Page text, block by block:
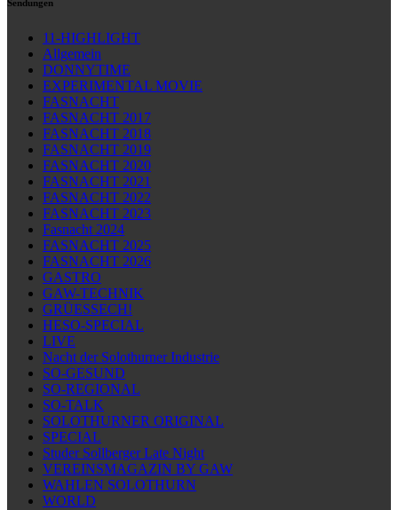
Sendungen
11-HIGHLIGHT
Allgemein
DONNYTIME
EXPERIMENTAL MOVIE
FASNACHT
FASNACHT 2017
FASNACHT 2018
FASNACHT 2019
FASNACHT 2020
FASNACHT 2021
FASNACHT 2022
FASNACHT 2023
Fasnacht 2024
FASNACHT 2025
FASNACHT 2026
GASTRO
GAW-TECHNIK
GRÜESSECH!
HESO-SPECIAL
LIVE
Nacht der Solothurner Industrie
SO-GESUND
SO-REGIONAL
SO-TALK
SOLOTHURNER ORIGINAL
SPECIAL
Studer Sollberger Late Night
VEREINSMAGAZIN BY GAW
WAHLEN SOLOTHURN
WORLD